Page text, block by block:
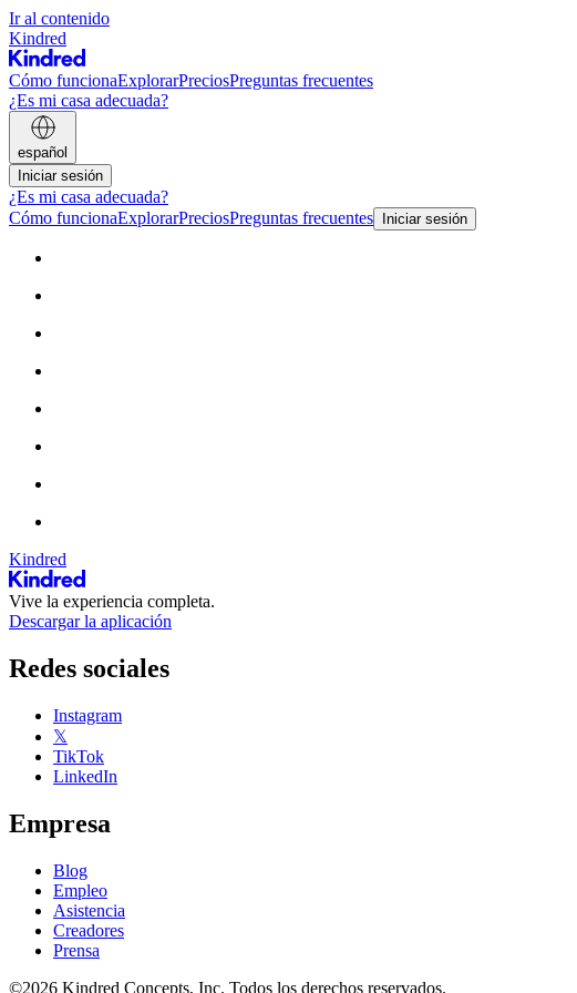
Ir al contenido
Kindred
Cómo funcionaExplorarPreciosPreguntas frecuentes
¿Es mi casa adecuada?
español
Iniciar sesión
¿Es mi casa adecuada?
Cómo funcionaExplorarPreciosPreguntas frecuentes Iniciar sesión
Kindred
Vive la experiencia completa.
Descargar la aplicación
Redes sociales
Instagram
𝕏
TikTok
LinkedIn
Empresa
Blog
Empleo
Asistencia
Creadores
Prensa
©2026 Kindred Concepts, Inc. Todos los derechos reservados.